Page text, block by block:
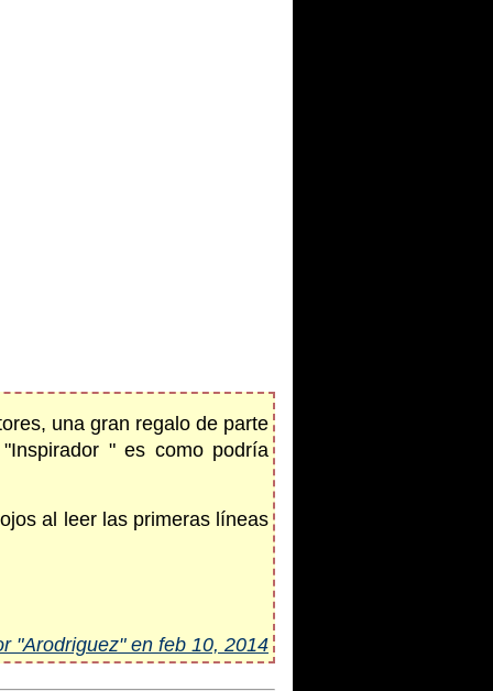
una gran regalo de parte
" es como podría
al leer las primeras líneas
"Arodriguez" en feb 10, 2014